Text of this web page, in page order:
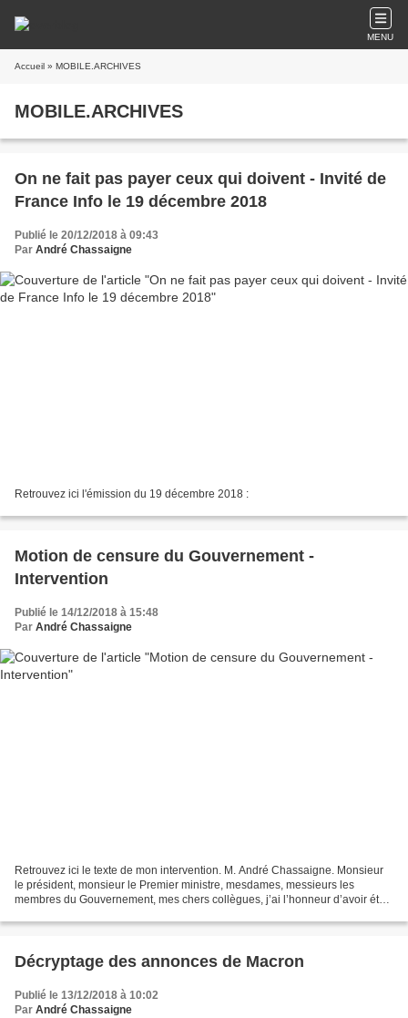
MENU
Accueil » MOBILE.ARCHIVES
MOBILE.ARCHIVES
On ne fait pas payer ceux qui doivent - Invité de
France Info le 19 décembre 2018
Publié le 20/12/2018 à 09:43
Par André Chassaigne
Retrouvez ici l'émission du 19 décembre 2018 :
Motion de censure du Gouvernement -
Intervention
Publié le 14/12/2018 à 15:48
Par André Chassaigne
Retrouvez ici le texte de mon intervention. M. André Chassaigne. Monsieur
le président, monsieur le Premier ministre, mesdames, messieurs les
membres du Gouvernement, mes chers collègues, j’ai l’honneur d’avoir été
Décryptage des annonces de Macron
Publié le 13/12/2018 à 10:02
Par André Chassaigne